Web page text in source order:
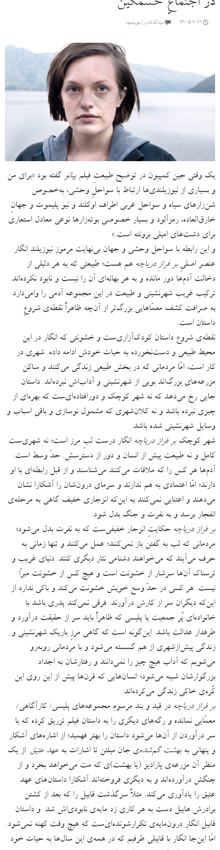
در اجتماعِ خشمگین
23/05/2021 دیدگاه‌تان را بنویسید:
یک وقتی جین کمپیون در توضیح طبیعتِ فیلم پیانو گفته بود «برای من
و بسیاری از نیوزیلندی‌ها ارتباط با سواحلِ وحشی، به‌خصوص
شن‌زارهای سیاه و سواحل غربی اطراف اوکلند و نیو پلیموت و جهانِ
خارق‌العاده، رمزآلود و بسیار خصوصی بوته‌زارها نوعی معادل استعاری
برای دشت‌های امیلی برونته است.»
و این رابطه با سواحل وحشی و جهان بی‌نهایت مرموز نیوزیلند انگار
عنصر اصلیِبر فرازِ دریاچه هم هست؛ طبیعتی که به هر دلیلی از
دخالت آدم‌ها دور مانده و به هر بهانه‌ای آن را نیست و نابود نکرده‌اند.
ترکیب غریب شهرنشینی و طبیعت در این مجموعه آدمی را وامی‌دارد
به صرافت کشف معمّاهایی بزرگ‌تر از آن‌چه ظاهراً نقطه‌ی شروعِ
داستان است.
نقطه‌ی شروع داستان کودک‌آزاری‌ست و خشونتی که انگار در این
محیط طبیعی و دست‌نخورده به حیات خودش ادامه داده. شهری در
کار است، امّا مردمانی که در بخش طبیعی زندگی می‌کنند و ساکن
مزرعه‌های بزرگ‌اند بویی از شهرنشینی و آداب‌اش نبرده‌اند. داستان
جایی رخ می‌دهد که نه شهر کوچک و دورافتاده‌ای‌ست که بهره‌ای از
چیزی نبرده باشد و نه کلان‌شهری‌ که مشمول نوسازی و باقی اسباب و
وسایل شهرنشینی شده باشد.
شهر کوچکبر فراز دریاچه انگار درست لبِ مرز است؛ نه شهری‌ست
کامل و نه طبیعت پیش از انسان و دور از دسترسش. حدّ وسط است.
آدم‌ها هر کس را که ملاقات می‌کنند می‌شناسند و از قبل رابطه‌ای با او
دارند؛ امّا اعتمادی به هم ندارند و سرمای درون‌شان را آشکارا نشان
می‌دهند و اعتنایی نمی‌کنند به این‌که انزجاری خفیف گاهی به مرحله‌ی
انفجار برسد و به نفرت و جنگ بدل شود.
بر فراز دریاچه حکایتِ انزجار خفیفی‌ست که به نفرت بدل می‌شود؛
مردمانی که لب به گفتن باز نمی‌کنند؛ عمل می‌کنند و تنها زمانی به
حرف می‌آیند که می‌خواهند دشنامی نثار دیگری کنند. دنیای غریب و
ترسناک آن‌ها سرشار از خشونت است و هیچ کس از خشونت مبرّا
نیست. هر کسی در حدّ وسع خویش خشونت می‌کند و باکی ندارد از
این‌که دیگران سر از کارش درآورند. فرقی نمی‌کند پدری باشد با
خانواده‌ای پُر جمعیت یا پلیسی که ظاهراً باید سر از حقیقت درآورد و
طرفدار عدالت باشد. این‌گونه است که گاهی مرزِ باریک شهرنشینی و
زندگی پیش‌ازشهری از هم گسسته می‌شود و با مردمانی روبه‌رو
می‌شویم که آداب هیچ چیز را نمی‌دانند و رفتارشان به اجداد
بزرگوارشان شبیه می‌شود؛ انسان‌هایی که قرن‌ها پیش از این روی این
کُره‌ی خاکی زندگی می‌کرده‌اند.
بر فراز دریاچه در قید و بند مرسوم مجموعه‌های پلیسی/ کارآگاهی/
معمّایی نمانده و رگه‌های دیگری را به داستان فیلم تزریق کرده که با
سر درآوردن از آن‌ها می‌شود داستان را بهتر فهمید؛ از اشاره‌های آشکار
و پنهانی بهبهشت گم‌شده‌ی جان میلتن تا اشارات بهعهد عتیق. از یک
منظر آن مزرعه‌ی پارادیز (یا بهشت)ی که مت می‌خواهد بخرد و از
چنگش درآورده‌اند و به دیگری فروخته‌اند آشکارا داستان‌های عهد
عتیق را یادآوری می‌کند. مثلاً سرگذشت قابیل را که بعد از کشتن
برادرش هابیل دست به هر کاری زد مایه‌ی نابودی‌اش شد. و داستان
قابیل انگار درون‌مایه‌ی تکرارشونده‌ای‌ست که هیچ‌ وقت کهنه نمی‌شود.
امّا این‌جا انگار با قابیلی طرفیم که در همه‌ی این سال‌ها به حیات خود